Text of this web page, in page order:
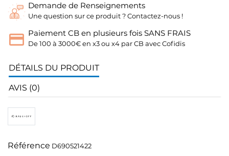
Demande de Renseignements
Une question sur ce produit ? Contactez-nous !
Paiement CB en plusieurs fois SANS FRAIS
De 100 à 3000€ en x3 ou x4 par CB avec Cofidis
DÉTAILS DU PRODUIT
AVIS (0)
Référence D690521422